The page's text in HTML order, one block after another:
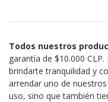
Todos nuestros
garantía de $10.000
brindarte tranquilidad y
arrendar uno de
uso, sino que también